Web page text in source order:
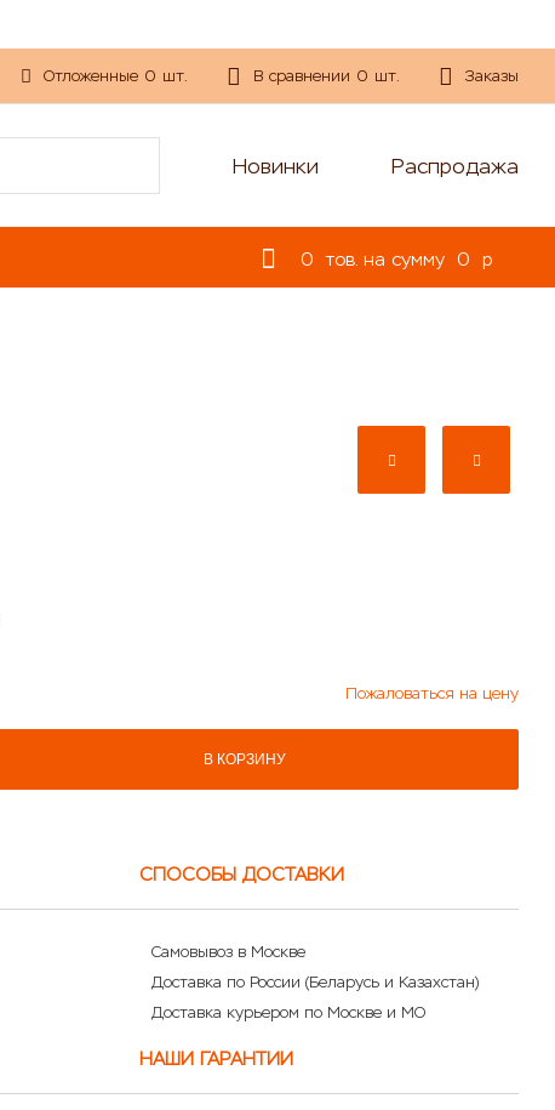
Отложенные 0 шт. В сравнении 0 шт. Заказы
Новинки Распродажа
0 тов. на сумму 0 p
Пожаловаться на цену
В КОРЗИНУ
СПОСОБЫ ДОСТАВКИ
Самовывоз в Москве
Доставка по России (Беларусь и Казахстан)
Доставка курьером по Москве и МО
НАШИ ГАРАНТИИ